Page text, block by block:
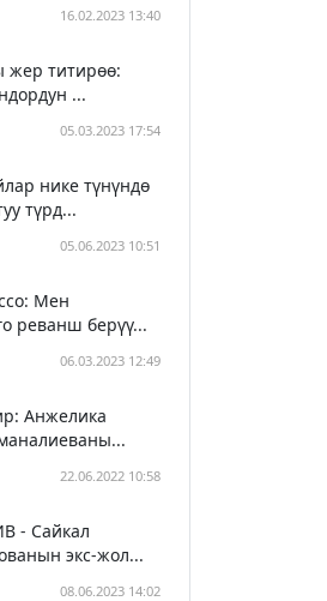
16.02.2023 13:40
жер титирөө:
...
05.03.2023 17:54
нике түнүндө
түрд...
05.06.2023 10:51
Мен
реванш берүү...
06.03.2023 12:49
Анжелика
22.06.2022 10:58
- Сайкал
экс-жол...
08.06.2023 14:02